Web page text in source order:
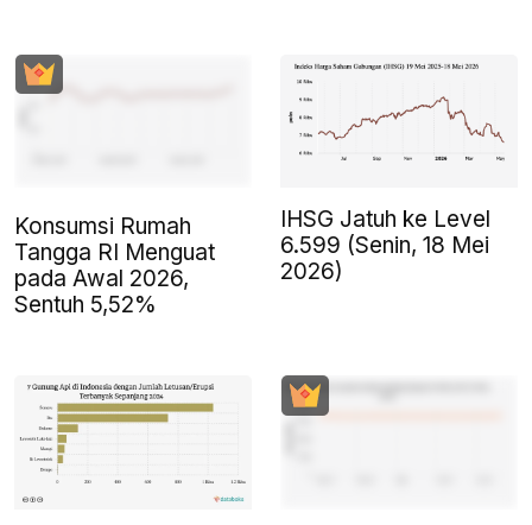
Konsumsi Rumah
Tangga RI Menguat
pada Awal 2026,
Sentuh 5,52%
IHSG Jatuh ke Level
6.599 (Senin, 18 Mei
2026)